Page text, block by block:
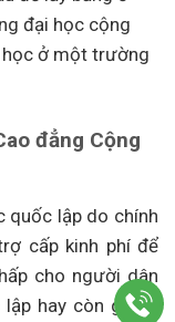
đại học cộng
học ở một trường
đẳng Cộng
quốc lập do chính
cấp kinh phí để
cho người dân
hay còn gọi là